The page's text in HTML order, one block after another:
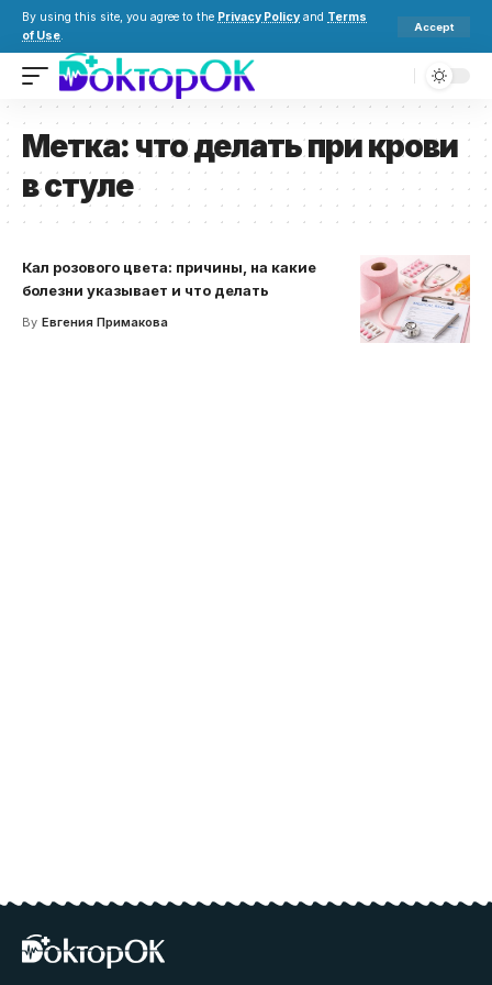
By using this site, you agree to the Privacy Policy and Terms
of Use.
Accept
Метка: что делать при крови
в стуле
Кал розового цвета: причины, на какие
болезни указывает и что делать
By Евгения Примакова